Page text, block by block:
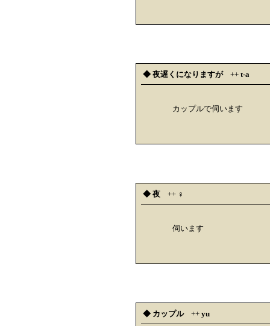
◆ 夜遅くになりますが++ t-a
カップルで伺います
◆ 夜 ++ ♀
伺います
◆ カップル++ yu